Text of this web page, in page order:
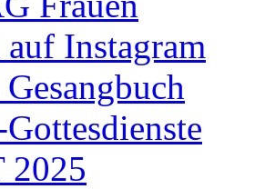
Instagram
2025